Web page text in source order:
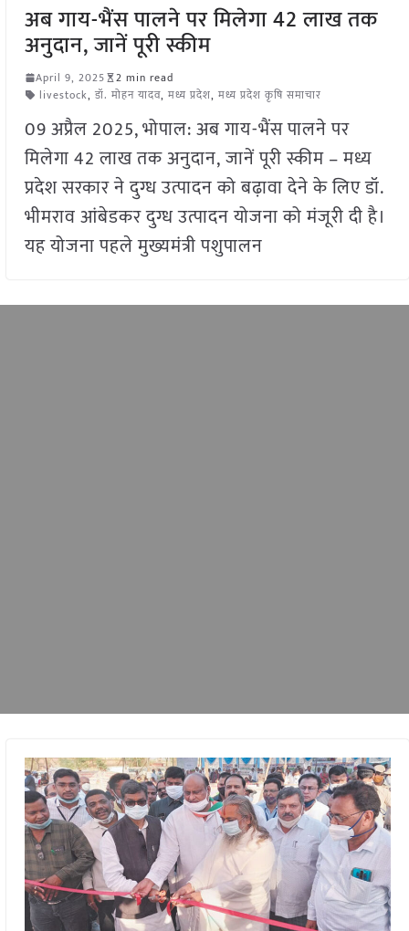
अब गाय-भैंस पालने पर मिलेगा 42 लाख तक
अनुदान, जानें पूरी स्कीम
April 9, 2025
2 min read
livestock, डॉ. मोहन यादव, मध्य प्रदेश, मध्य प्रदेश कृषि समाचार
09 अप्रैल 2025, भोपाल: अब गाय-भैंस पालने पर
मिलेगा 42 लाख तक अनुदान, जानें पूरी स्कीम – मध्य
प्रदेश सरकार ने दुग्ध उत्पादन को बढ़ावा देने के लिए डॉ.
भीमराव आंबेडकर दुग्ध उत्पादन योजना को मंजूरी दी है।
यह योजना पहले मुख्यमंत्री पशुपालन